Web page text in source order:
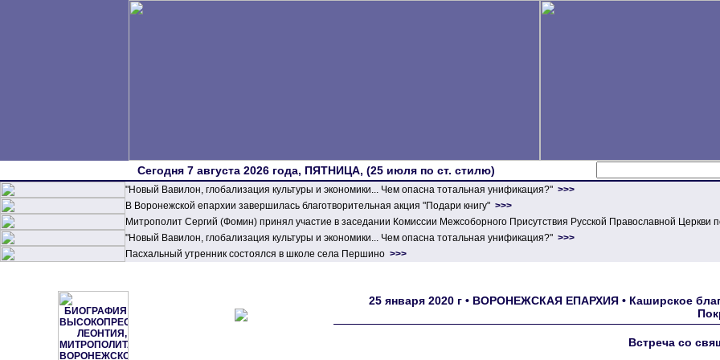
Сегодня 7 августа 2026 года, ПЯТНИЦА, (25 июля по ст. стилю)
"Новый Вавилон, глобализация культуры и экономики... Чем опасна тотальная унификация?" >>>
В Воронежской епархии завершилась благотворительная акция "Подари книгу" >>>
Митрополит Сергий (Фомин) принял участие в заседании Комиссии Межсоборного Присутствия Русской Православной Церкви
"Новый Вавилон, глобализация культуры и экономики... Чем опасна тотальная унификация?" >>>
Пасхальный утренник состоялся в школе села Першино >>>
25 января 2020 г • ВОРОНЕЖСКАЯ ЕПАРХИЯ • Каширское
Встреча со